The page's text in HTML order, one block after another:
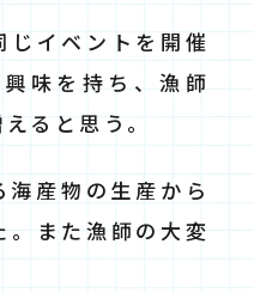
じイベントを開催
味を持ち、漁師
ると思う。
海産物の生産から
また漁師の大変